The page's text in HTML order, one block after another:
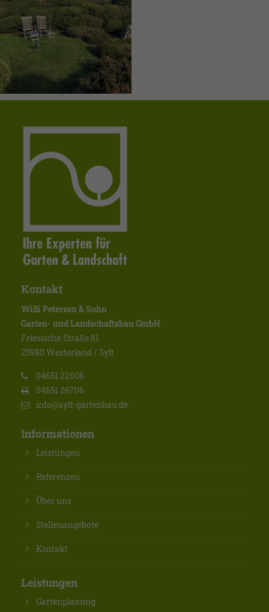
Kontakt
Willi Petersen & Sohn
Garten- und Landschaftsbau GmbH
Friesische Straße 81
25980 Westerland / Sylt
04651 22606
04651 26706
info@sylt-gartenbau.de
Informationen
Leistungen
Referenzen
Über uns
Stellenangebote
Kontakt
Leistungen
Gartenplanung